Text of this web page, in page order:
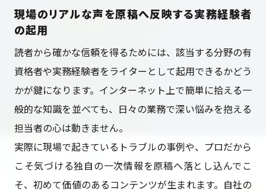
現場のリアルな声を原稿へ反映する実務経験者
の起用
読者から確かな信頼を得るためには、該当する分野の有
資格者や実務経験者をライターとして起用できるかどう
かが鍵になります。インターネット上で簡単に拾える一
般的な知識を並べても、日々の業務で深い悩みを抱える
担当者の心は動きません。
実際に現場で起きているトラブルの事例や、プロだから
こそ気づける独自の一次情報を原稿へ落とし込んでこ
そ、初めて価値のあるコンテンツが生まれます。自社の